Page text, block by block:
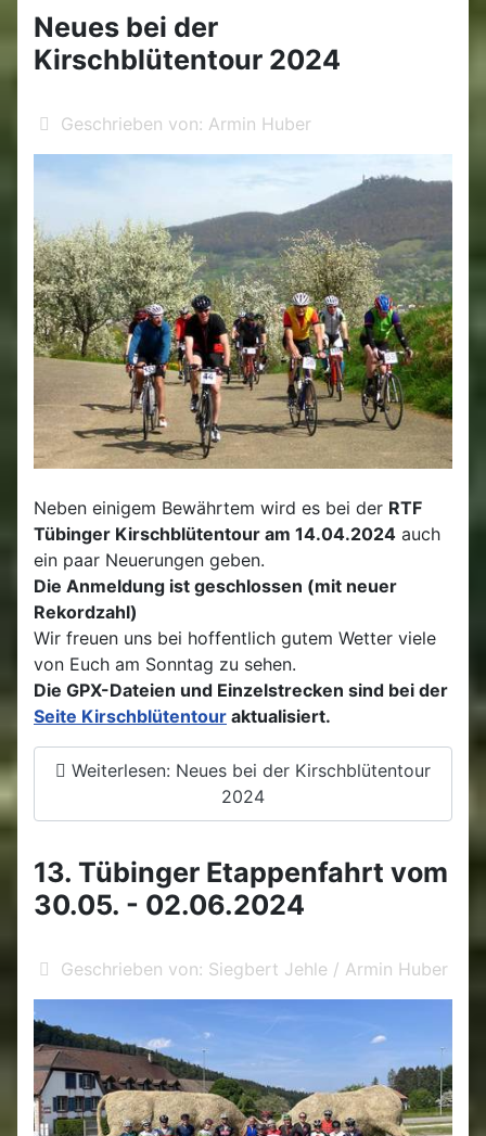
Neues bei der
Kirschblütentour 2024
Geschrieben von: Armin Huber
Neben einigem Bewährtem wird es bei der RTF
Tübinger Kirschblütentour am 14.04.2024 auch
ein paar Neuerungen geben.
Die Anmeldung ist geschlossen (mit neuer
Rekordzahl)
Wir freuen uns bei hoffentlich gutem Wetter viele
von Euch am Sonntag zu sehen.
Die GPX-Dateien und Einzelstrecken sind bei der
Seite Kirschblütentour aktualisiert.
Weiterlesen: Neues bei der Kirschblütentour
2024
13. Tübinger Etappenfahrt vom
30.05. - 02.06.2024
Geschrieben von: Siegbert Jehle / Armin Huber